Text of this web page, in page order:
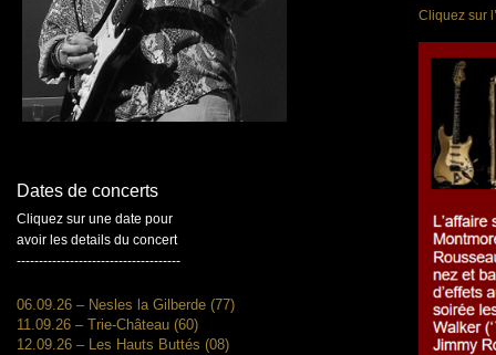
Cliquez sur
Dates de concerts
Cliquez sur une date pour
avoir les details du concert
-------------------------------------
06.09.26 – Nesles la Gilberde (77)
11.09.26 – Trie-Château (60)
12.09.26 – Les Hauts Buttés (08)